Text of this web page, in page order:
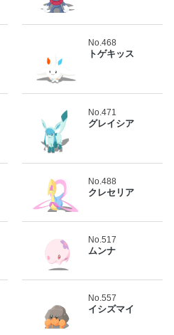
No.468
トゲキッス
No.471
グレイシア
No.488
クレセリア
No.517
ムンナ
No.557
イシズマイ